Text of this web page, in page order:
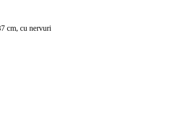
cm, cu nervuri